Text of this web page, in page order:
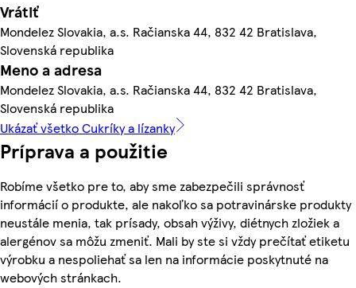
Vrátiť
Mondelez Slovakia, a.s. Račianska 44, 832 42 Bratislava,
Slovenská republika
Meno a adresa
Mondelez Slovakia, a.s. Račianska 44, 832 42 Bratislava,
Slovenská republika
Ukázať všetko Cukríky a lízanky
Príprava a použitie
Robíme všetko pre to, aby sme zabezpečili správnosť
informácií o produkte, ale nakoľko sa potravinárske produkty
neustále menia, tak prísady, obsah výživy, diétnych zložiek a
alergénov sa môžu zmeniť. Mali by ste si vždy prečítať etiketu
výrobku a nespoliehať sa len na informácie poskytnuté na
webových stránkach.